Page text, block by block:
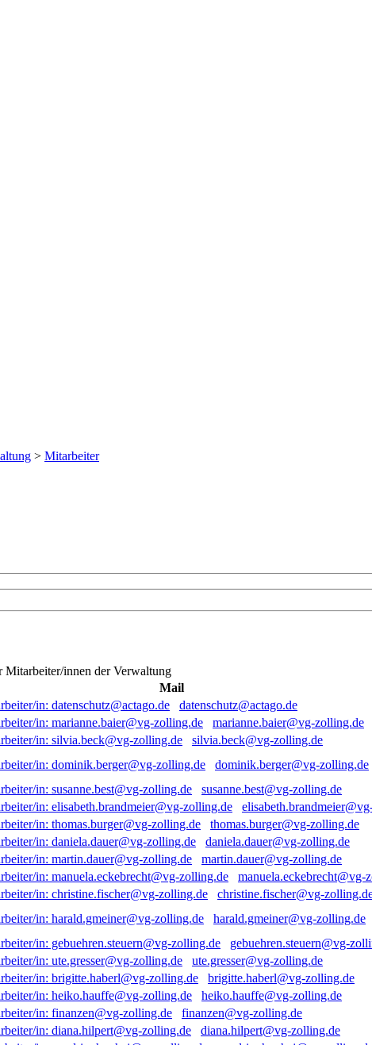
> Mitarbeiter
Mitarbeiter/innen der Verwaltung
Mail
datenschutz@actago.de
marianne.baier@vg-zolling.de
silvia.beck@vg-zolling.de
dominik.berger@vg-zolling.de
susanne.best@vg-zolling.de
thomas.burger@vg-zolling.de
daniela.dauer@vg-zolling.de
martin.dauer@vg-zolling.de
manuela.eckebrecht@vg-
christine.fischer@vg-
harald.gmeiner@vg-zolling.de
gebuehren.steuern@vg-
ute.gresser@vg-zolling.de
brigitte.haberl@vg-zolling.de
heiko.hauffe@vg-zolling.de
finanzen@vg-zolling.de
diana.hilpert@vg-zolling.de